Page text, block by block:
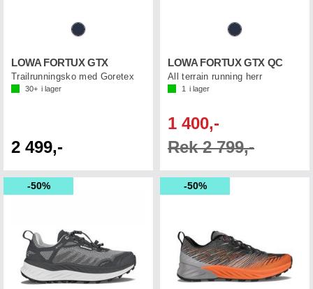
LOWA FORTUX GTX
Trailrunningsko med Goretex
30+ i lager
2 499,-
LOWA FORTUX GTX QC
All terrain running herr
1 i lager
1 400,-
Rek 2 799,-
50% 50%